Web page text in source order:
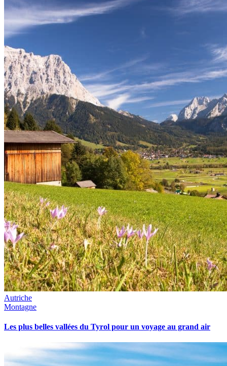
Autriche
Montagne
Les plus belles vallées du Tyrol pour un voyage au grand air